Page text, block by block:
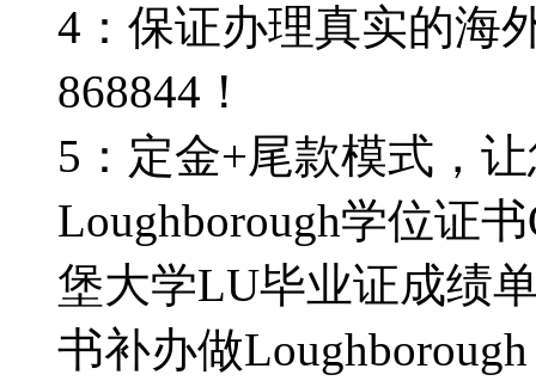
4：保证办理真实的海
868844！
5：定金+尾款模式，
Loughborough学位证
堡大学LU毕业证成绩
书补办做